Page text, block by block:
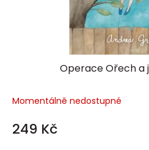
Operace Ořech a
Momentálně nedostupné
249 Kč